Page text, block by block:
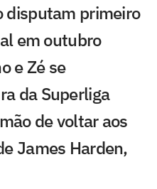
disputam primeiro
em outubro
e Zé se
da Superliga
de voltar aos
James Harden,